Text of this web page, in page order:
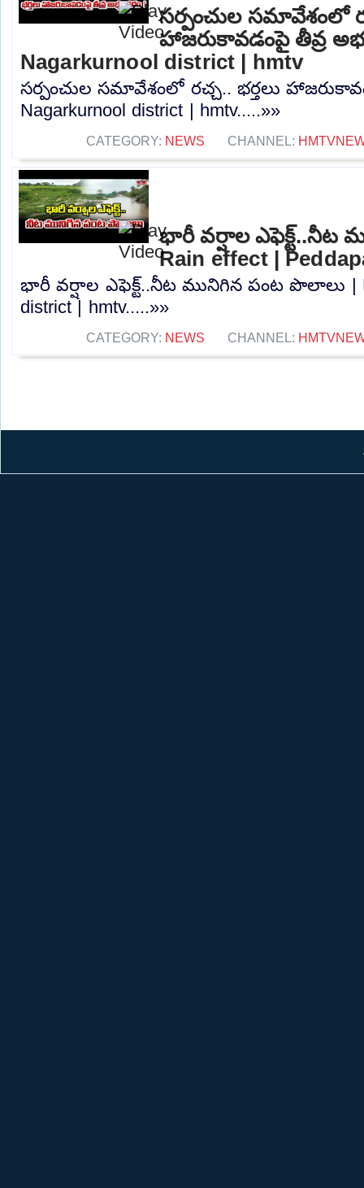
సర్పంచుల సమావేశంలో
హాజరుకావడంపై తీవ్ర
Nagarkurnool district | hmtv
సర్పంచుల సమావేశంలో రచ్చ.. భర్తలు
Nagarkurnool district | hmtv.....»»
CATEGORY: NEWS CHANNEL:
భారీ వర్షాల ఎఫెక్ట్..నీట
Rain effect |
భారీ వర్షాల ఎఫెక్ట్..నీట మునిగిన పంట పొలాలు |
district | hmtv.....»»
CATEGORY: NEWS CHANNEL: